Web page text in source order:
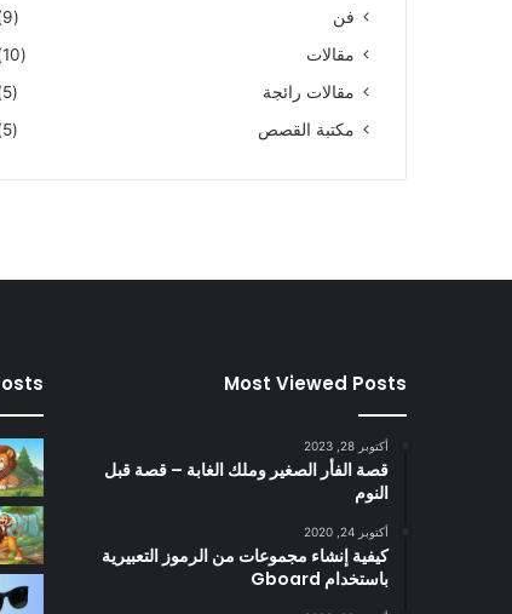
فن
(9)
مقالات
(10)
مقالات رائجة
(5)
مكتبة القصص
(5)
Most Viewed Posts
أكتوبر 28, 2023
قصة الفأر الصغير وملك الغابة – قصة قبل
النوم
أكتوبر 24, 2020
كيفية إنشاء مجموعات من الرموز التعبيرية
باستخدام Gboard